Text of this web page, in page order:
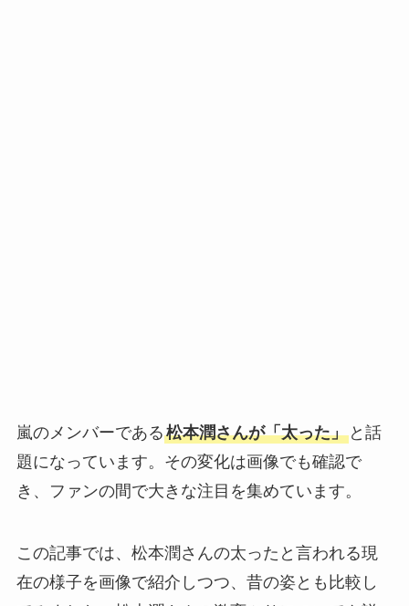
嵐のメンバーである松本潤さんが「太った」と話
題になっています。その変化は画像でも確認で
き、ファンの間で大きな注目を集めています。
この記事では、松本潤さんの太ったと言われる現
在の様子を画像で紹介しつつ、昔の姿とも比較し